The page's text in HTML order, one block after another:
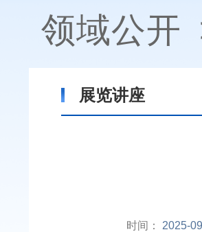
领域公开
展览讲座
时间： 2025-